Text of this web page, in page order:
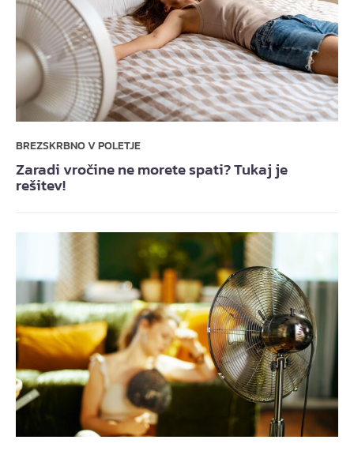
BREZSKRBNO V POLETJE
Zaradi vročine ne morete spati? Tukaj je
rešitev!